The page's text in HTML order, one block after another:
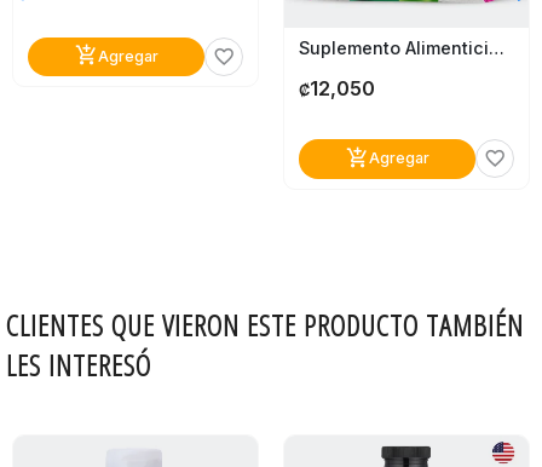
add_shopping_cartAgregar favorite_border Suplemento Alimenticio El Maná X-Lim Blister
₡12,050
add_shopping_cartAgregar favorite_border
CLIENTES QUE VIERON ESTE PRODUCTO TAMBIÉN
LES INTERESÓ